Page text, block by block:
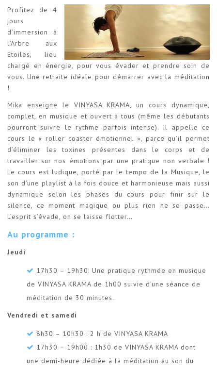
Profitez de 4
jours
d’immersion à
l’Arbre aux
Etoiles, lieu
chargé en énergie, pour vous évader et prendre soin de
vous. Une retraite idéale pour démarrer avec la méditation
!
Mika enseigne le VINYASA KRAMA, un cours dynamique,
complet, en musique et ouvert à tous (même les débutants
pourront suivre le rythme parfois intense). Il appelle ce
cours le « roller coaster émotionnel », parce qu’il permet
d’éliminer les toxines présentes dans le corps et de
travailler sur nos émotions par une pratique non verbale !
Le cours est ludique, porté par le tempo de la Musique, le
son d’une playlist à la fois douce et harmonieuse mais aussi
dynamique selon les phases du cours pour finir sur le
silence, ce moment magique ou plus rien ne se passe…
L’esprit s’évade, on se laisse flotter…
Au programme :
Jeudi
17h30 – 19h30: Une pratique rythmée en musique
de VINYASA KRAMA de 1h00 suivie d’une séance de
méditation de 30 minutes.
Vendredi et samedi
8h30 – 10h30 : 2 h de VINYASA KRAMA
17h30 – 19h00 : 1h30 de VINYASA KRAMA dont
une demi-heure dédiée à la méditation au son du